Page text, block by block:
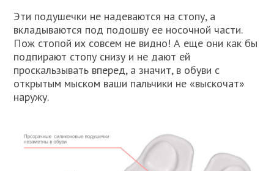
Эти подушечки не надеваются на стопу, а
вкладываются под подошву ее носочной части.
Пож стопой их совсем не видно! А еще они как бы
подпирают стопу снизу и не дают ей
проскальзывать вперед, а значит, в обуви с
открытым мыском ваши пальчики не «выскочат»
наружу.